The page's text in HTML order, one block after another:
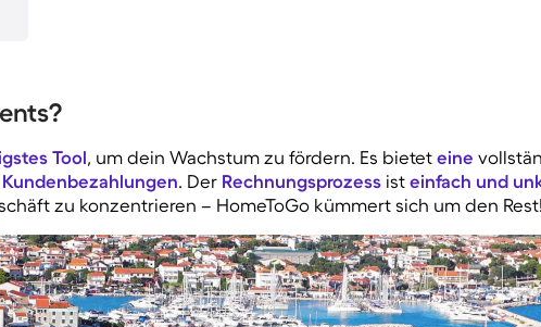
Tool, um dein Wachstum zu fördern. Es bietet eine
. Der Rechnungsprozess ist einfach und
zu konzentrieren – HomeToGo kümmert sich um den Rest!